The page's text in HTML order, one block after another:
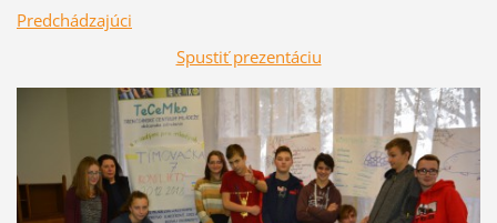
Predchádzajúci
Spustiť prezentáciu